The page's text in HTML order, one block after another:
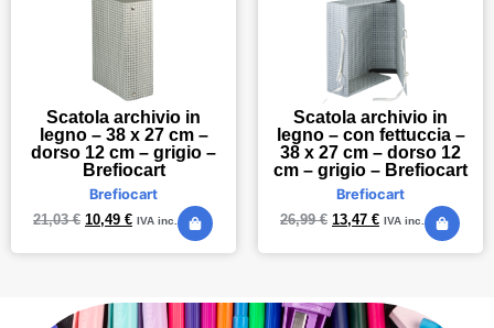
Scatola archivio in
legno – 38 x 27 cm –
dorso 12 cm – grigio –
Brefiocart
Brefiocart
21,03€ 10,49 € IVA inc.
Scatola archivio in
legno – con fettuccia –
38 x 27 cm – dorso 12
cm – grigio – Brefiocart
Brefiocart
26,99€ 13,47 € IVA inc.